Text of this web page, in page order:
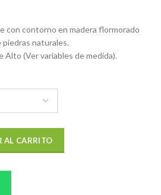
con contorno en madera flormorado
piedras naturales.
Alto (Ver variables de medida).
AL CARRITO